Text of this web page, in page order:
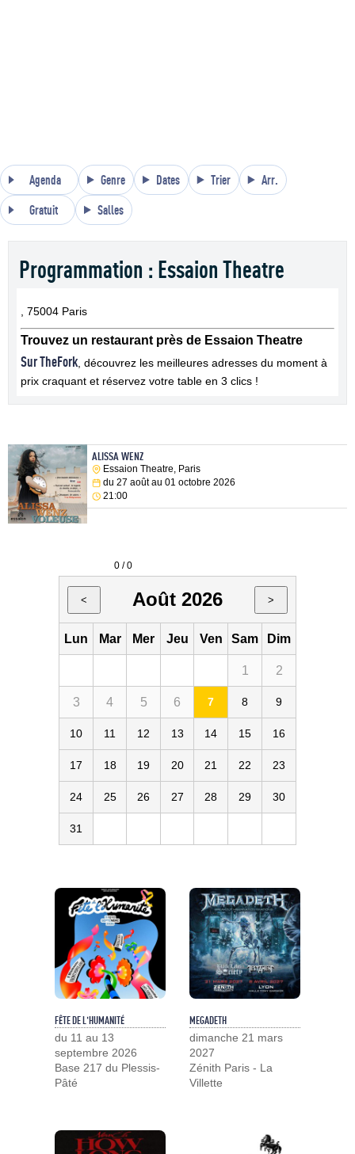
Agenda Genre Dates Trier Arr.
Gratuit Salles
Programmation : Essaion Theatre
, 75004 Paris
Trouvez un restaurant près de Essaion Theatre
Sur TheFork , découvrez les meilleures adresses du moment à
prix craquant et réservez votre table en 3 clics !
ALISSA WENZ
Essaion Theatre, Paris
du 27 août au 01 octobre 2026
21:00
0 / 0
< Août 2026 >
Lun Mar Mer Jeu Ven Sam Dim
1 2
3 4 5 6 7 8 9
10 11 12 13 14 15 16
17 18 19 20 21 22 23
24 25 26 27 28 29 30
31
FÊTE DE L'HUMANITÉ
du 11 au 13
septembre 2026
Base 217 du Plessis-
Pâté
MEGADETH
dimanche 21 mars
2027
Zénith Paris - La
Villette